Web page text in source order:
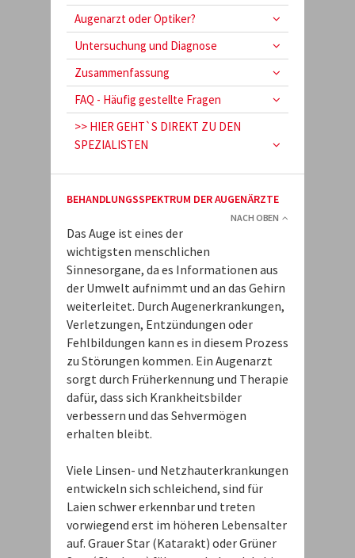
Augenarzt oder Optiker?
Untersuchung und Diagnose
Zusammenfassung
FAQ - Häufig gestellte Fragen
>> HIER GEHT`S DIREKT ZU DEN
SPEZIALISTEN
BEHANDLUNGSSPEKTRUM DER AUGENÄRZTE
NACH OBEN
Das Auge ist eines der
wichtigsten menschlichen
Sinnesorgane, da es Informationen aus
der Umwelt aufnimmt und an das Gehirn
weiterleitet. Durch Augenerkrankungen,
Verletzungen, Entzündungen oder
Fehlbildungen kann es in diesem Prozess
zu Störungen kommen. Ein Augenarzt
sorgt durch Früherkennung und Therapie
dafür, dass sich Krankheitsbilder
verbessern und das Sehvermögen
erhalten bleibt.
Viele Linsen- und Netzhauterkrankungen
entwickeln sich schleichend, sind für
Laien schwer erkennbar und treten
vorwiegend erst im höheren Lebensalter
auf. Grauer Star (Katarakt) oder Grüner